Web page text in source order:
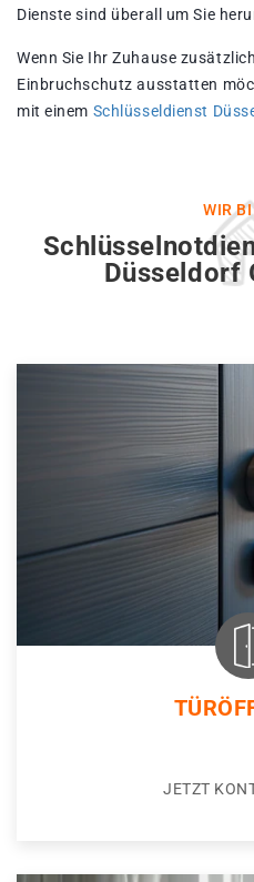
Dienste sind überall um Sie
Wenn Sie Ihr Zuhause
Einbruchschutz ausstatten
mit einem Schlüsseldienst
WIR
Düsseldorf
JETZT